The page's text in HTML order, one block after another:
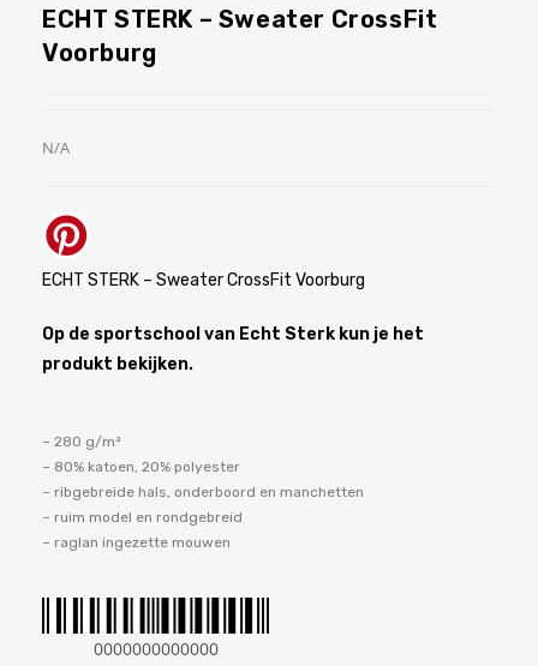
ECHT STERK – Sweater CrossFit
Voorburg
N/A
ECHT STERK – Sweater CrossFit Voorburg
Op de sportschool van Echt Sterk kun je het
produkt bekijken.
– 280 g/m²
– 80% katoen, 20% polyester
– ribgebreide hals, onderboord en manchetten
– ruim model en rondgebreid
– raglan ingezette mouwen
0000000000000